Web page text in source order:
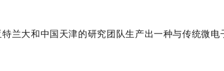
兰大和中国天津的研究团队生产出一种与传统微电